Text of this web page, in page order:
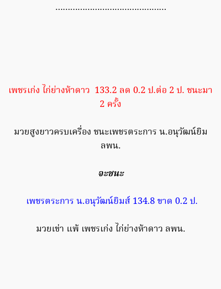
………………………………………
เพชรเก่ง ไก่ย่างห้าดาว 133.2 ลด 0.2 ป.ต่อ 2 ป. ชนะมา
2 ครั้ง
มวยสูงยาวครบเครื่อง ชนะเพชรตระการ น.อนุวัฒน์ยิม
ลพน.
จะชนะ
เพชรตระการ น.อนุวัฒน์ยิมส์ 134.8 ขาด 0.2 ป.
มวยเข่า แพ้ เพชรเก่ง ไก่ย่างห้าดาว ลพน.